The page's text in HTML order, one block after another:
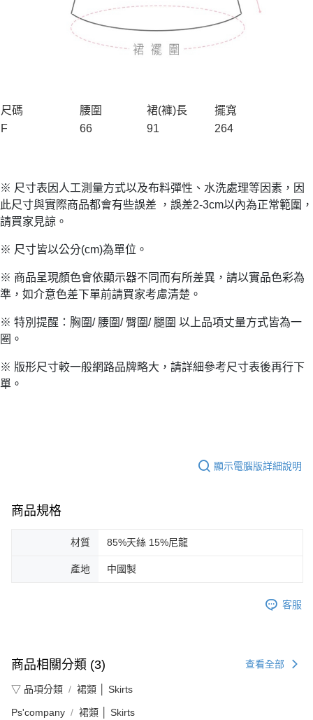
尺碼 腰圍 裙(褲)長
擺寬
F
66 91 264
※ 尺寸表因人工測量方式以及布料彈性、水洗處理等因素，因
此尺寸與實際商品都會有些誤差 ，誤差2-3cm以內為正常範圍，
請買家見諒。
※ 尺寸皆以公分(cm)為單位。
※ 商品呈現顏色會依顯示器不同而有所差異，請以實品色彩為
準，如介意色差下單前請買家考慮清楚。
※ 特別提醒：胸圍/ 腰圍/ 臀圍/ 腿圍 以上品項丈量方式皆為一
圈。
※ 版形尺寸較一般網路品牌略大，請詳細參考尺寸表後再行下
單。
顯示電腦版詳細說明
商品規格
材質 85%天絲 15%尼龍
產地 中國製
客服
商品相關分類 (3) 查看全部
▽ 品項分類 裙類 │ Skirts
Ps'company 裙類 │ Skirts